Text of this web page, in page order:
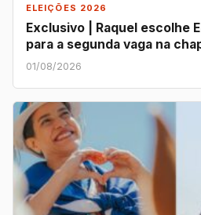
ELEIÇÕES 2026
Exclusivo | Raquel escolhe
para a segunda vaga na
01/08/2026